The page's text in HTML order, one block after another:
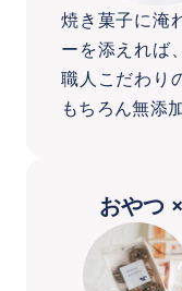
焼き菓子に淹
ーを添えれば
職人こだわり
もちろん無添
おやつ